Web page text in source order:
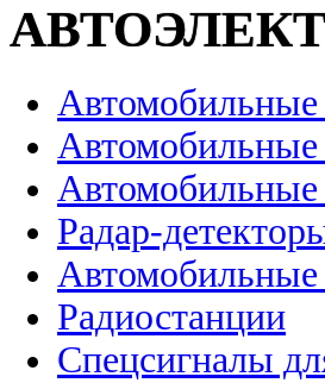
Автомобильные
Автомобильные
Радар-
Автомобильные
Радиостанции
Спецсигналы